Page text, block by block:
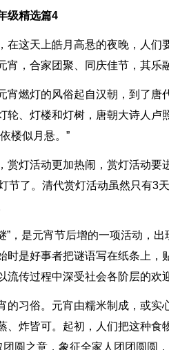
级精选篇4
在这天上皓月高悬的夜晚，人
宵，合家团聚、同庆佳节，其乐
宵燃灯的风俗起自汉朝，到了
轮、灯楼和灯树，唐朝大诗人
楼似月悬。”
赏灯活动更加热闹，赏灯活动
节了。清代赏灯活动虽然只有3
”，是元宵节后增的一项活动，
时是好事者把谜语写在纸条上，
流传过程中深受社会各阶层的欢
的习俗。元宵由糯米制成，或
炸皆可。起初，人们把这种食
团圆之意，象征全家人团团圆圆